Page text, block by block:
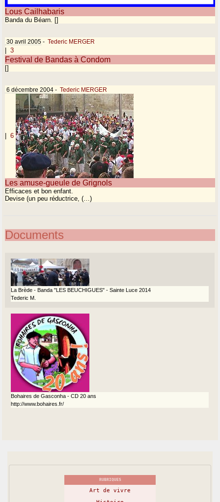
Lous Cailhabaris
Banda du Béarn. []
30 avril 2005 - Tederic MERGER
3
Festival de Bandas à Condom
[]
6 décembre 2004 - Tederic MERGER
| 6
Les amuse-gueule de Grignols
Efficaces et bon enfant.
Devise (un peu réductrice, (…)
Documents
La Brède - Banda "LES BEUCHIGUES" - Sainte Luce 2014
Tederic M.
Bohaires de Gasconha - CD 20 ans
http://www.bohaires.fr/
RUBRIQUES
Art de vivre